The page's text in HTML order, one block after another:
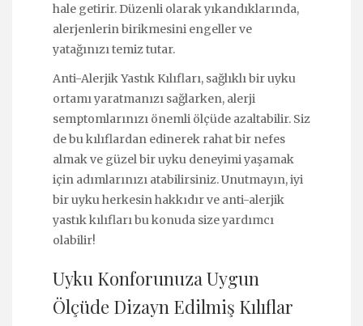
hale getirir. Düzenli olarak yıkandıklarında,
alerjenlerin birikmesini engeller ve
yatağınızı temiz tutar.
Anti-Alerjik Yastık Kılıfları, sağlıklı bir uyku
ortamı yaratmanızı sağlarken, alerji
semptomlarınızı önemli ölçüde azaltabilir. Siz
de bu kılıflardan edinerek rahat bir nefes
almak ve güzel bir uyku deneyimi yaşamak
için adımlarınızı atabilirsiniz. Unutmayın, iyi
bir uyku herkesin hakkıdır ve anti-alerjik
yastık kılıfları bu konuda size yardımcı
olabilir!
Uyku Konforunuza Uygun
Ölçüde Dizayn Edilmiş Kılıflar